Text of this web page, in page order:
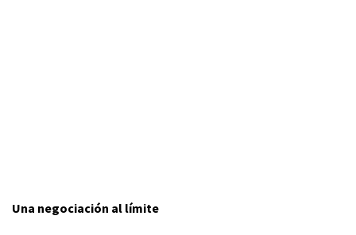
Una negociación al límite